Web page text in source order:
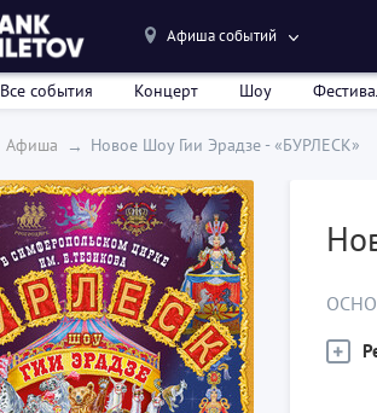
Афиша событий
Все события Концерт Шоу
Афиша Новое Шоу Гии Эрадзе - «БУРЛЕСК»